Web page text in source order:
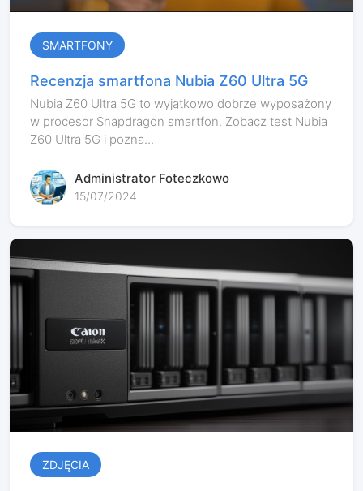
SMARTFONY
Recenzja smartfona Nubia Z60 Ultra 5G
Nubia Z60 Ultra 5G to wyjątkowo dobrze wyposażony
w procesor Snapdragon smartfon. Zobacz test Nubia
Z60 Ultra 5G i pozna...
Administrator Foteczkowo
15/07/2024
ZDJĘCIA